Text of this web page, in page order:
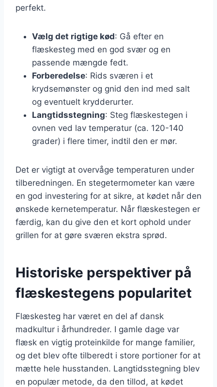
perfekt.
Vælg det rigtige kød: Gå efter en
flæskesteg med en god svær og en
passende mængde fedt.
Forberedelse: Rids sværen i et
krydsemønster og gnid den ind med salt
og eventuelt krydderurter.
Langtidsstegning: Steg flæskestegen i
ovnen ved lav temperatur (ca. 120-140
grader) i flere timer, indtil den er mør.
Det er vigtigt at overvåge temperaturen under
tilberedningen. En stegetermometer kan være
en god investering for at sikre, at kødet når den
ønskede kernetemperatur. Når flæskestegen er
færdig, kan du give den et kort ophold under
grillen for at gøre sværen ekstra sprød.
Historiske perspektiver på
flæskestegens popularitet
Flæskesteg har været en del af dansk
madkultur i århundreder. I gamle dage var
flæsk en vigtig proteinkilde for mange familier,
og det blev ofte tilberedt i store portioner for at
mætte hele husstanden. Langtidsstegning blev
en populær metode, da den tillod, at kødet